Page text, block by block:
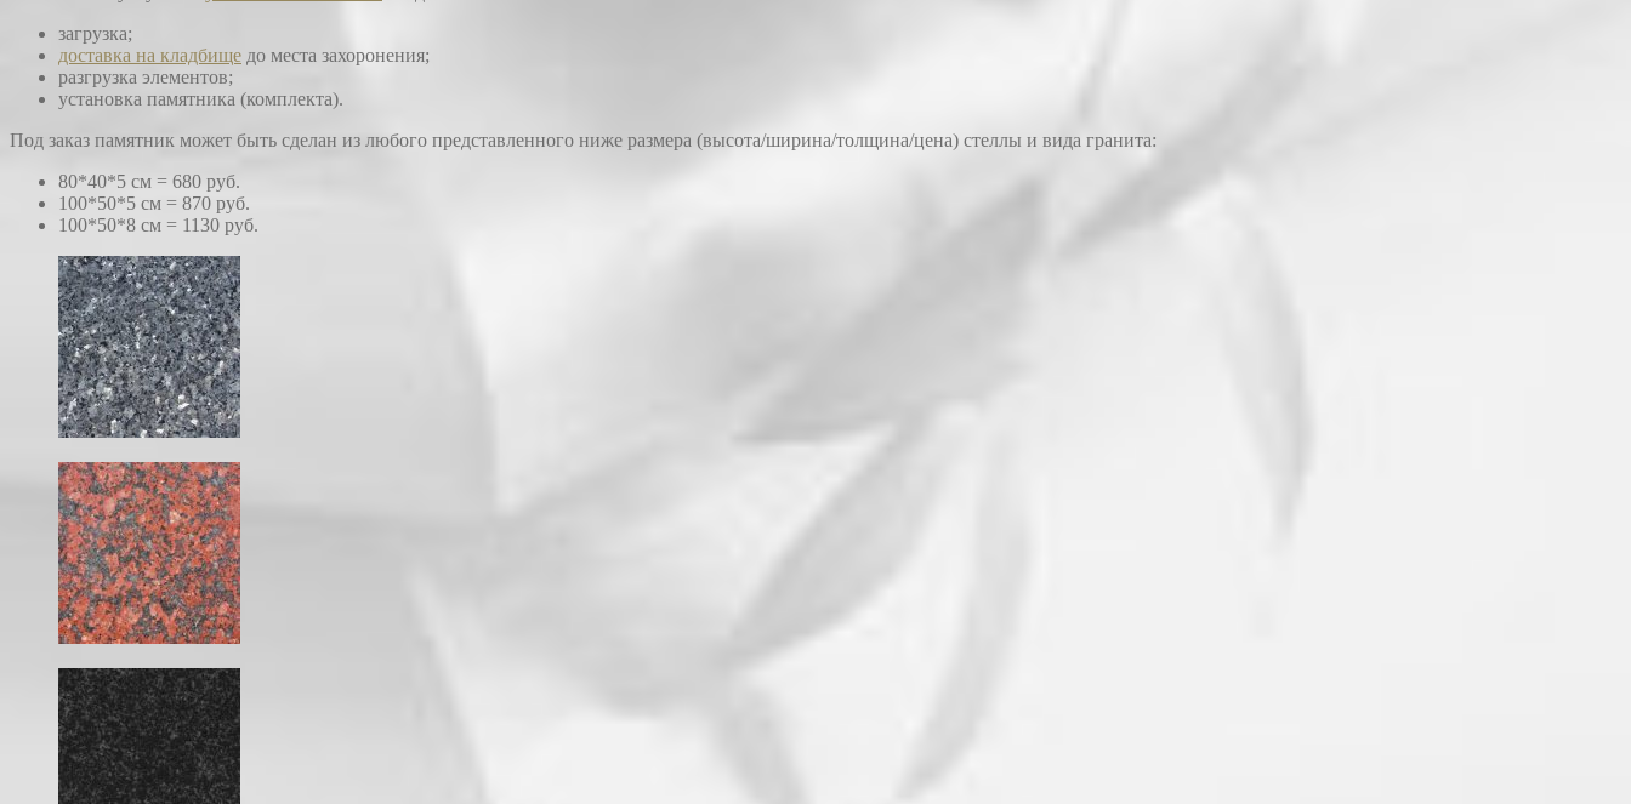
загрузка;
доставка на кладбище до места захоронения;
разгрузка элементов;
установка памятника (комплекта).
Под заказ памятник может быть сделан из любого представленного ниже размера (высота/ширина/толщина/цена) стеллы и вида гранита:
80*40*5 см = 680 руб.
100*50*5 см = 870 руб.
100*50*8 см = 1130 руб.